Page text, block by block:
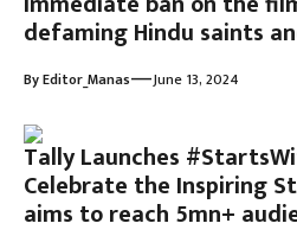
defaming Hindu saints
ByEditor_Manas—June 13, 2024
Tally Launches
Celebrate the Inspiring
aims to reach 5mn+